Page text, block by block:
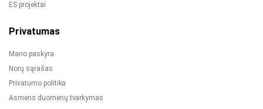
ES projektai
Privatumas
Mano paskyra
Norų sąrašas
Privatumo politika
Asmens duomenų tvarkymas